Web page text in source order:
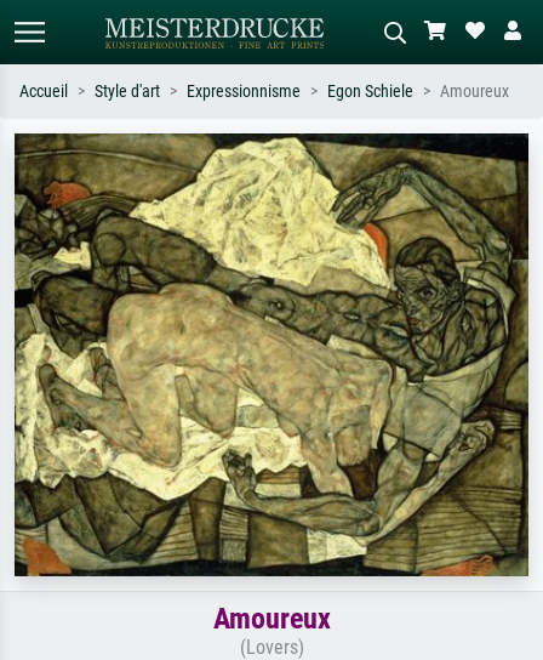
Recherche standard Recherche d'images IA
Recherchez par artiste, titre ou style –
ex. Monet, Nuit étoilée,
impressionnisme, vague de Hokusai,
nu.
Décrivez la scène – ex. prairie verte,
abstrait avec beaucoup de rouge,
tableau sombre, nu debout près d'un
arbre.
Accueil Style d'art Expressionnisme Egon Schiele Amoureux
Amoureux
(Lovers)